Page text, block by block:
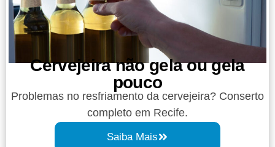
Cervejeira não gela ou gela
pouco
Problemas no resfriamento da cervejeira? Conserto
completo em Recife.
Saiba Mais